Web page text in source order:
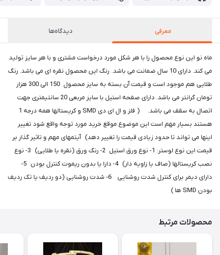
معرفی دیدگاه‌ها
ماه نو این نوع محصول را با هر شکل مورد درخواست مشتری و با هر سایز تولید
می کند. دارای 10 سال ضمانت می باشد. رنگ این محصول نقره ای می باشد. رنگ
طلایی هم موجود است و قیمت آن بسته به سایز محصول 150 الی 300 هزار
تومان گرانتر می باشد. دارای صفحه استیل با سایز مربعی 20 سانتیمتری جهت
اتصال به سقف می باشد. ( فلز و ال ای دی SMD و کریستالها همه درجه 1
هستند بسیار مهم است این موضوع موقع خرید مورد توجه واقع شود تغییر
اینها می تواند تا حدود زیادی قیمت را تغییر دهد) آیتمهای مهم و تاثیر گذار بر
قیمت این نوع لوستر: 1- نوع ورق استیل 2- رنگ ورق (نقره یا طلایی) 3- نوع
نصب کریستالها (صاف یا زاویه دار) 4- دارا یا بدون ریموت کنترل بودن 5-
دارای دیمر برای کنترل شدت روشنایی 6- شدت روشنایی (دو ردیف یا تک ردیف
بودن SMD ها )
محصولات مرتبط